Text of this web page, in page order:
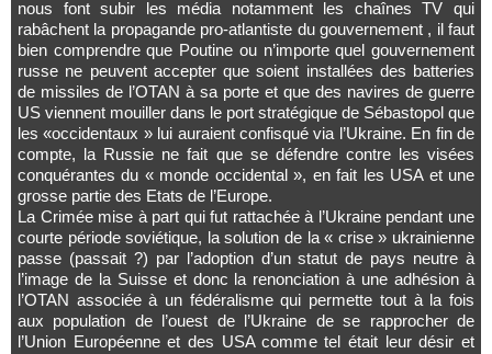
nous font subir les média notamment les chaînes TV qui
rabâchent la propagande pro-atlantiste du gouvernement , il faut
bien comprendre que Poutine ou n’importe quel gouvernement
russe ne peuvent accepter que soient installées des batteries
de missiles de l’OTAN à sa porte et que des navires de guerre
US viennent mouiller dans le port stratégique de Sébastopol que
les «occidentaux » lui auraient confisqué via l’Ukraine. En fin de
compte, la Russie ne fait que se défendre contre les visées
conquérantes du « monde occidental », en fait les USA et une
grosse partie des Etats de l’Europe.
La Crimée mise à part qui fut rattachée à l’Ukraine pendant une
courte période soviétique, la solution de la « crise » ukrainienne
passe (passait ?) par l’adoption d’un statut de pays neutre à
l’image de la Suisse et donc la renonciation à une adhésion à
l’OTAN associée à un fédéralisme qui permette tout à la fois
aux population de l’ouest de l’Ukraine de se rapprocher de
l’Union Européenne et des USA comme tel était leur désir et